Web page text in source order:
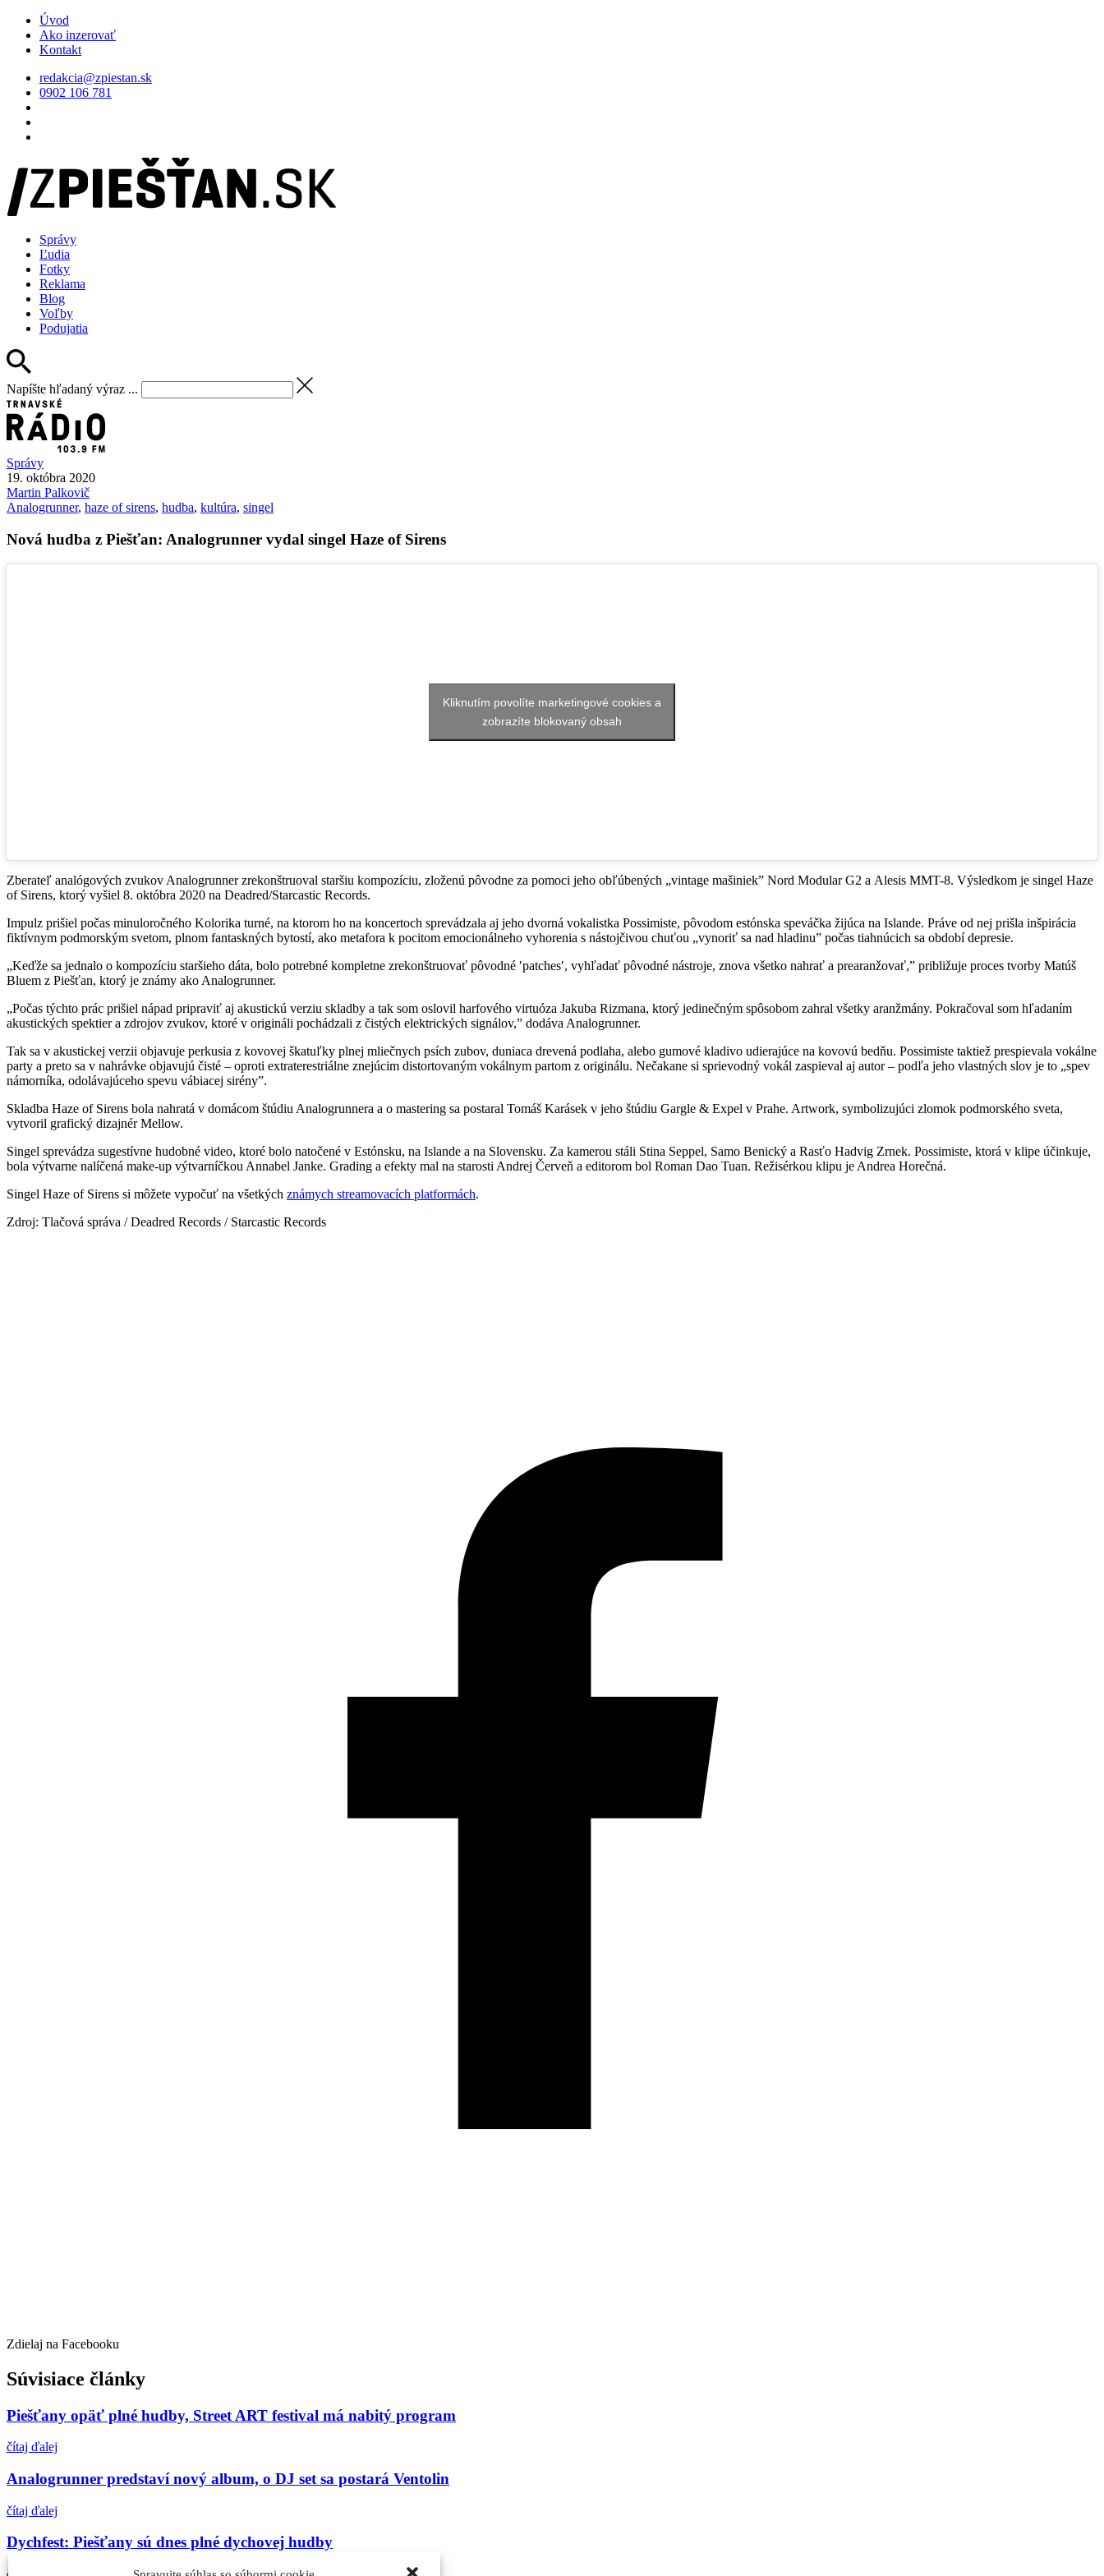
Úvod
Ako inzerovať
Kontakt
redakcia@zpiestan.sk
0902 106 781
Správy
Ľudia
Fotky
Reklama
Blog
Voľby
Podujatia
Napíšte hľadaný výraz ...
Správy
19. októbra 2020
Martin Palkovič
Analogrunner, haze of sirens, hudba, kultúra, singel
Nová hudba z Piešťan: Analogrunner vydal singel Haze of Sirens
Kliknutím povolíte marketingové cookies a
zobrazíte blokovaný obsah
Zberateľ analógových zvukov Analogrunner zrekonštruoval staršiu kompozíciu, zloženú pôvodne za pomoci jeho obľúbených „vintage mašiniek” Nord Modular G2 a Alesis MMT-8. Výsledkom je singel Haze
of Sirens, ktorý vyšiel 8. októbra 2020 na Deadred/Starcastic Records.
Impulz prišiel počas minuloročného Kolorika turné, na ktorom ho na koncertoch sprevádzala aj jeho dvorná vokalistka Possimiste, pôvodom estónska speváčka žijúca na Islande. Práve od nej prišla inšpirácia
fiktívnym podmorským svetom, plnom fantaskných bytostí, ako metafora k pocitom emocionálneho vyhorenia s nástojčivou chuťou „vynoriť sa nad hladinu” počas tiahnúcich sa období depresie.
„Keďže sa jednalo o kompozíciu staršieho dáta, bolo potrebné kompletne zrekonštruovať pôvodné ′patches′, vyhľadať pôvodné nástroje, znova všetko nahrať a prearanžovať,” približuje proces tvorby Matúš
Bluem z Piešťan, ktorý je známy ako Analogrunner.
„Počas týchto prác prišiel nápad pripraviť aj akustickú verziu skladby a tak som oslovil harfového virtuóza Jakuba Rizmana, ktorý jedinečným spôsobom zahral všetky aranžmány. Pokračoval som hľadaním
akustických spektier a zdrojov zvukov, ktoré v origináli pochádzali z čistých elektrických signálov,” dodáva Analogrunner.
Tak sa v akustickej verzii objavuje perkusia z kovovej škatuľky plnej mliečnych psích zubov, duniaca drevená podlaha, alebo gumové kladivo udierajúce na kovovú bedňu. Possimiste taktiež prespievala vokálne
party a preto sa v nahrávke objavujú čisté – oproti extraterestriálne znejúcim distortovaným vokálnym partom z originálu. Nečakane si sprievodný vokál zaspieval aj autor – podľa jeho vlastných slov je to „spev
námorníka, odolávajúceho spevu vábiacej sirény”.
Skladba Haze of Sirens bola nahratá v domácom štúdiu Analogrunnera a o mastering sa postaral Tomáš Karásek v jeho štúdiu Gargle & Expel v Prahe. Artwork, symbolizujúci zlomok podmorského sveta,
vytvoril grafický dizajnér Mellow.
Singel sprevádza sugestívne hudobné video, ktoré bolo natočené v Estónsku, na Islande a na Slovensku. Za kamerou stáli Stina Seppel, Samo Benický a Rasťo Hadvig Zrnek. Possimiste, ktorá v klipe účinkuje,
bola výtvarne nalíčená make-up výtvarníčkou Annabel Janke. Grading a efekty mal na starosti Andrej Červeň a editorom bol Roman Dao Tuan. Režisérkou klipu je Andrea Horečná.
Singel Haze of Sirens si môžete vypočuť na všetkých známych streamovacích platformách.
Zdroj: Tlačová správa / Deadred Records / Starcastic Records
Zdielaj na Facebooku
Súvisiace články
Piešťany opäť plné hudby, Street ART festival má nabitý program
čítaj ďalej
Analogrunner predstaví nový album, o DJ set sa postará Ventolin
čítaj ďalej
Dychfest: Piešťany sú dnes plné dychovej hudby